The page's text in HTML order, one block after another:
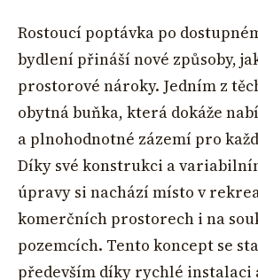
Rostoucí poptávka po
bydlení přináší nové způsoby,
prostorové nároky. Jedním z
obytná buňka, která dokáže
a plnohodnotné zázemí pro
Díky své konstrukci a
úpravy si nachází místo v
komerčních prostorech i na
pozemcích. Tento koncept se
především díky rychlé instalaci